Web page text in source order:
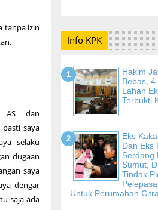
tanpa izin
dan
saya
selaku
dugaan
saya
dengar
saja ada
Info KPK
Hakim
Bebas, 4
Lahan
Terbukti
Eks
Dan Eks
Serdang
Sumut,
Tindak
Untuk Perumahan